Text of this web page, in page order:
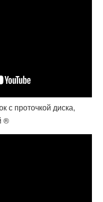
с проточкой диска,
®️